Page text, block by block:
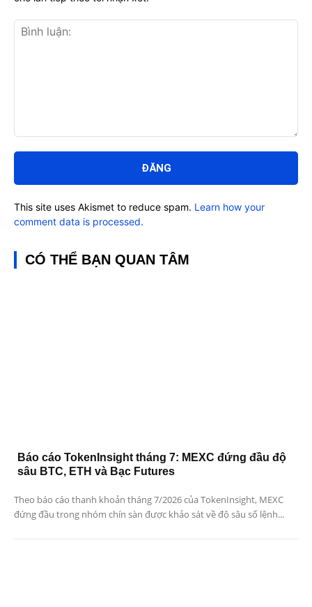
luận:
This site uses Akismet to reduce spam. Learn how your
comment data is processed.
CÓ THỂ BẠN QUAN TÂM
Báo cáo TokenInsight tháng 7: MEXC đứng đầu độ
sâu BTC, ETH và Bạc Futures
Theo báo cáo thanh khoản tháng 7/2026 của TokenInsight, MEXC
đứng đầu trong nhóm chín sàn được khảo sát về độ sâu sổ lệnh...